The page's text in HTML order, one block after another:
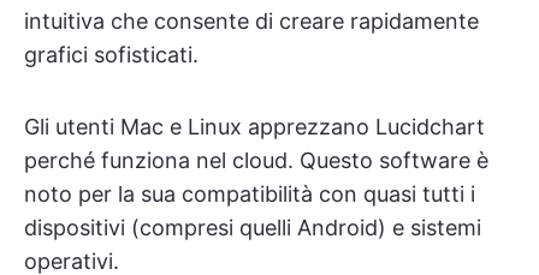
intuitiva che consente di creare rapidamente
grafici sofisticati.
Gli utenti Mac e Linux apprezzano Lucidchart
perché funziona nel cloud. Questo software è
noto per la sua compatibilità con quasi tutti i
dispositivi (compresi quelli Android) e sistemi
operativi.